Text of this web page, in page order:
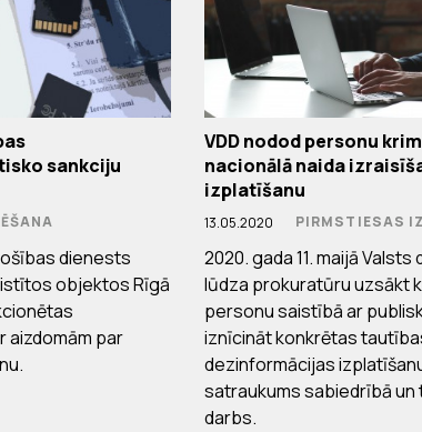
sankciju
dienests
objektos Rīgā
aizdomām par
VDD nodod personu
nacionālā naida
izplatīšanu
13.05.2020 PIRMSTIESAS
2020. gada 11. maijā
lūdza prokuratūru uzsākt
personu saistībā ar
iznīcināt konkrētas
dezinformācijas
satraukums sabiedrībā
darbs.